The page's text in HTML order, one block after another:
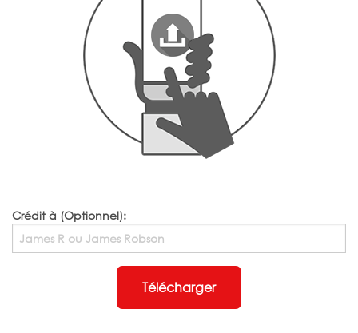
Crédit à (Optionnel):
Télécharger